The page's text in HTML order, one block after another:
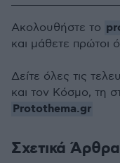
Σχετικά Άρθρα
Ακολουθήστε το
και μάθετε πρώτοι
Δείτε όλες τις
και τον Κόσμο, τη
Protothema.gr